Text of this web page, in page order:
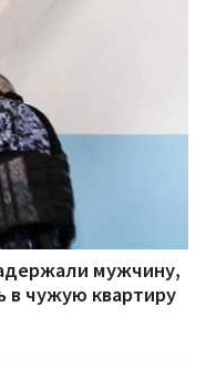
мужчину,
в чужую квартиру